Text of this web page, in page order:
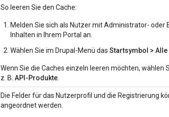
So leeren Sie den Cache:
Melden Sie sich als Nutzer mit Administrator- oder
Inhalten in Ihrem Portal an.
Wählen Sie im Drupal-Menü das Startsymbol >
Wenn Sie die Caches einzeln leeren möchten, wählen
z. B. API-Produkte
Die Felder für das Nutzerprofil und die Registrierung
angeordnet werden.